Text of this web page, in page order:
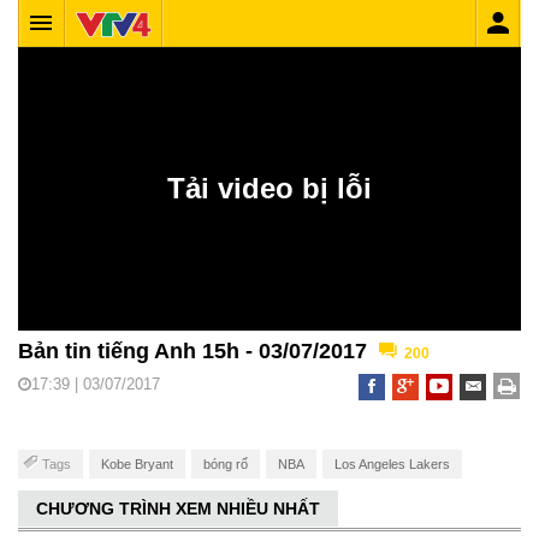
Bản tin tiếng Anh 15h - 03/07/2017 200
17:39 | 03/07/2017
Tags Kobe Bryant bóng rổ NBA Los Angeles Lakers
CHƯƠNG TRÌNH XEM NHIỀU NHẤT